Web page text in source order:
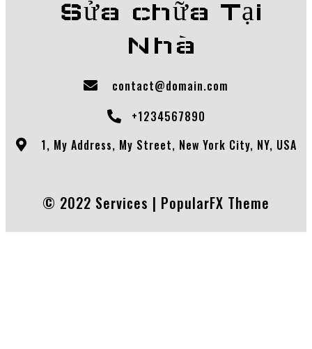
Sửa chữa Tại
Nhà
contact@domain.com
+1234567890
1, My Address, My Street, New York City, NY, USA
© 2022 Services | PopularFX Theme